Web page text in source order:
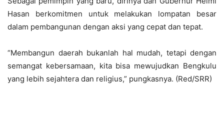
Hasan berkomitmen untuk melakukan lompatan besar
dalam pembangunan dengan aksi yang cepat dan tepat.
“Membangun daerah bukanlah hal mudah, tetapi dengan
semangat kebersamaan, kita bisa mewujudkan Bengkulu
yang lebih sejahtera dan religius,” pungkasnya. (Red/SRR)